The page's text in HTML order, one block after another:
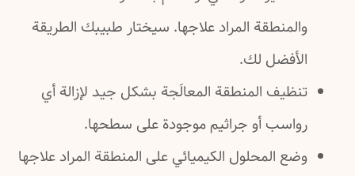
والمنطقة المراد علاجها. سيختار طبيبك الطريقة
الأفضل لك.
تنظيف المنطقة المعالَجة بشكل جيد لإزالة أي
رواسب أو جراثيم موجودة على سطحها.
وضع المحلول الكيميائي على المنطقة المراد علاجها